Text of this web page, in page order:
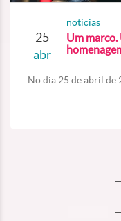
25
abr
noticias
Um marco.
No dia 25 de abril de